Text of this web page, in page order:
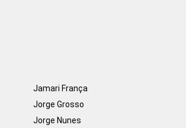
Jamari França
Jorge Grosso
Jorge Nunes